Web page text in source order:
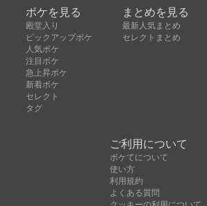
ボケを見る
殿堂入り
ピックアップボケ
人気ボケ
注目ボケ
急上昇ボケ
新着ボケ
セレクト
タグ
まとめを見る
最新人気まとめ
セレクトまとめ
ご利用について
ボケてについて
使い方
利用規約
よくある質問